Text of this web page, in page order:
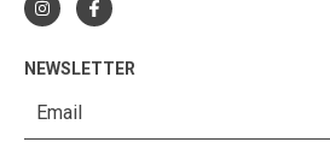
NEWSLETTER